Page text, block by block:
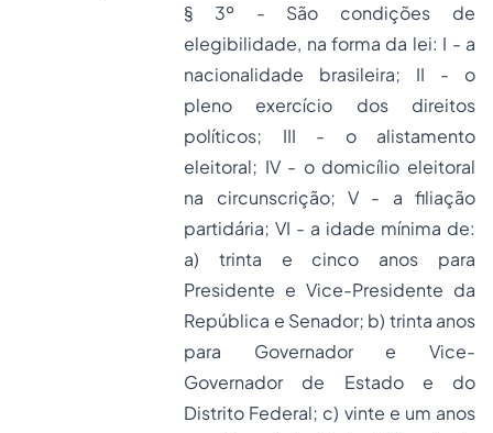
§ 3º - São condições de
elegibilidade, na forma da lei: I - a
nacionalidade brasileira; II - o
pleno exercício dos direitos
políticos; III - o alistamento
eleitoral; IV - o domicílio eleitoral
na circunscrição; V - a filiação
partidária; VI - a idade mínima de:
a) trinta e cinco anos para
Presidente e Vice-Presidente da
República e Senador; b) trinta anos
para Governador e Vice-
Governador de Estado e do
Distrito Federal; c) vinte e um anos